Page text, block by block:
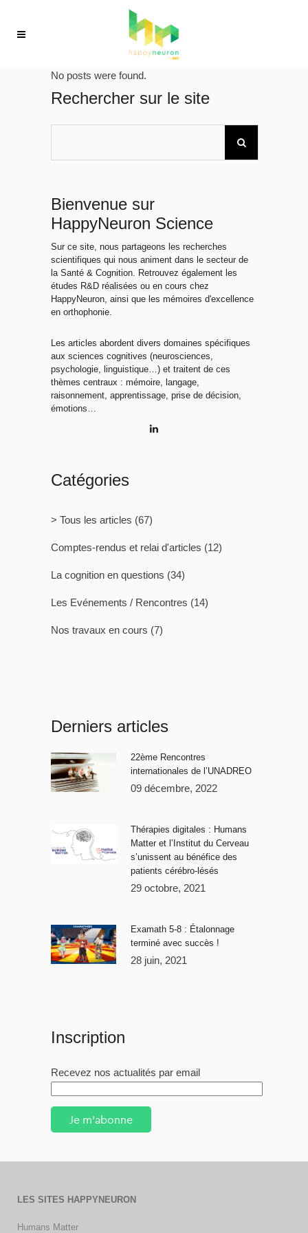
No posts were found.
Rechercher sur le site
Bienvenue sur
HappyNeuron Science
Sur ce site, nous partageons les recherches
scientifiques qui nous animent dans le secteur de
la Santé & Cognition. Retrouvez également les
études R&D réalisées ou en cours chez
HappyNeuron, ainsi que les mémoires d'excellence
en orthophonie.
Les articles abordent divers domaines spécifiques
aux sciences cognitives (neurosciences,
psychologie, linguistique…) et traitent de ces
thèmes centraux : mémoire, langage,
raisonnement, apprentissage, prise de décision,
émotions…
Catégories
> Tous les articles (67)
Comptes-rendus et relai d'articles (12)
La cognition en questions (34)
Les Evénements / Rencontres (14)
Nos travaux en cours (7)
Derniers articles
22ème Rencontres
internationales de l’UNADREO
09 décembre, 2022
Thérapies digitales : Humans
Matter et l’Institut du Cerveau
s’unissent au bénéfice des
patients cérébro-lésés
29 octobre, 2021
Examath 5-8 : Étalonnage
terminé avec succès !
28 juin, 2021
Inscription
Recevez nos actualités par email
Je m'abonne
LES SITES HAPPYNEURON
Humans Matter